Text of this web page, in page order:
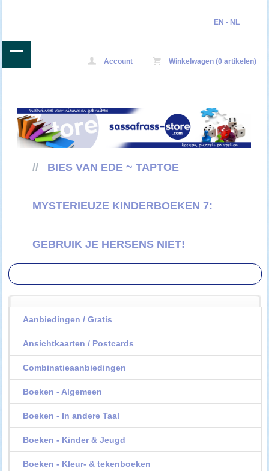
EN - NL
Account Winkelwagen (0 artikelen)
// BIES VAN EDE ~ TAPTOE
MYSTERIEUZE KINDERBOEKEN 7:
GEBRUIK JE HERSENS NIET!
Aanbiedingen / Gratis
Ansichtkaarten / Postcards
Combinatieaanbiedingen
Boeken - Algemeen
Boeken - In andere Taal
Boeken - Kinder & Jeugd
Boeken - Kleur- & tekenboeken